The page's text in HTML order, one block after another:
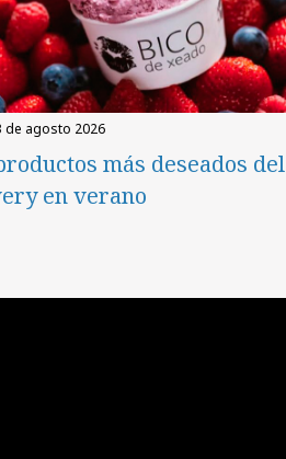
de agosto 2026
más deseados del
en verano